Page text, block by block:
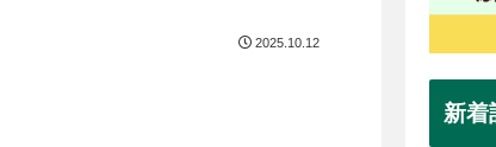
2025.10.12
新着